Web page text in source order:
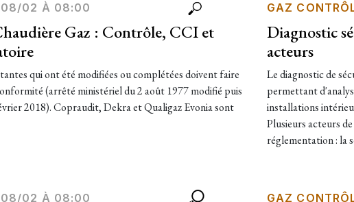
08/02 À 08:00
Gaz : Contrôle, CCI et
qui ont été modifiées ou complétées doivent faire
(arrêté ministériel du 2 août 1977 modifié puis
2018). Copraudit, Dekra et Qualigaz Evonia sont
GAZ
Diagnostic
acteurs
Le diagnostic de
permettant
installations
Plusieurs acteurs
réglementation : la
08/02 À 08:00 GAZ